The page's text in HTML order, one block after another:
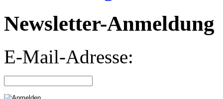
Newsletter-Anmeldung
E-Mail-Adresse: